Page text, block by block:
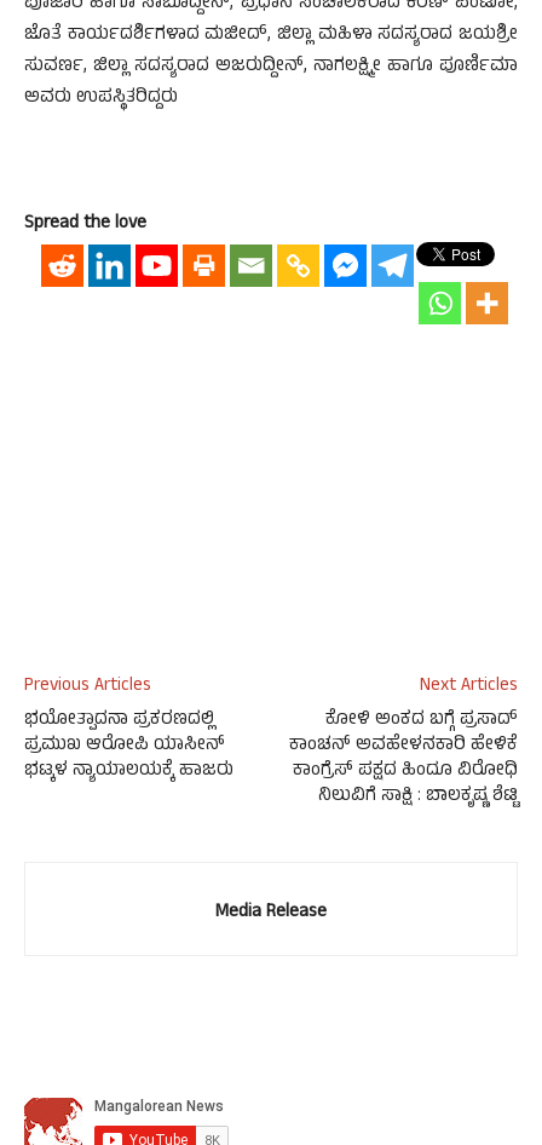
ಜೊತೆ ಕಾರ್ಯದರ್ಶಿಗಳಾದ ಮಜೀದ್, ಜಿಲ್ಲಾ ಮಹಿಳಾ ಸದಸ್ಯರಾದ ಜಯಶ್ರೀ
ಸುವರ್ಣ, ಜಿಲ್ಲಾ ಸದಸ್ಯರಾದ ಅಜರುದ್ದೀನ್, ನಾಗಲಕ್ಷ್ಮೀ ಹಾಗೂ ಪೂರ್ಣಿಮಾ
ಅವರು ಉಪಸ್ಥಿತರಿದ್ದರು
Spread the love
Previous Articles
ಭಯೋತ್ಪಾದನಾ ಪ್ರಕರಣದಲ್ಲಿ
ಪ್ರಮುಖ ಆರೋಪಿ ಯಾಸೀನ್
ಭಟ್ಕಳ ನ್ಯಾಯಾಲಯಕ್ಕೆ ಹಾಜರು
Next Articles
ಕೋಳಿ ಅಂಕದ ಬಗ್ಗೆ ಪ್ರಸಾದ್
ಕಾಂಚನ್ ಅವಹೇಳನಕಾರಿ ಹೇಳಿಕೆ
ಕಾಂಗ್ರೆಸ್ ಪಕ್ಷದ ಹಿಂದೂ ವಿರೋಧಿ
ನಿಲುವಿಗೆ ಸಾಕ್ಷಿ : ಬಾಲಕೃಷ್ಣ ಶೆಟ್ಟಿ
Media Release